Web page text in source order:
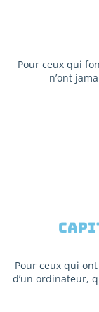
Pour ceux qui
n’ont
Pour ceux qui
d’un ordinateur,